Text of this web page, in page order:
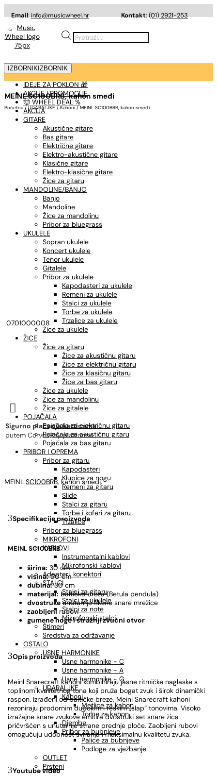
Email:info@musicwheel.hr Kontakt:(01) 2921-253
Products
search
IZBORNIK IZBORNIK
IDEJE ZA POKLON 🎁
AKCIJE I PROMOCIJE
🤠 WHEEL DEAL %
AKCIJA
GITARE
Akustične gitare
Bas gitare
Električne gitare
Elektro-akustične gitare
Klasične gitare
Elektro-klasične gitare
Žice za gitaru
MANDOLINE/BANJO
Banjo
Mandoline
Žice za mandolinu
Pribor za bluegrass
UKULELE
Sopran ukulele
Koncert ukulele
Tenor ukulele
Gitalele
Pribor za ukulele
Kapodasteri za ukulele
Remeni za ukulele
Stalci za ukulele
Torbe za ukulele
Trzalice za ukulele
Žice za ukulele
ŽICE
Žice za gitaru
Žice za akustičnu gitaru
Žice za električnu gitaru
Žice za klasičnu gitaru
Žice za bas gitaru
Žice za ukulele
Žice za mandolinu
Žice za gitalele
POJAČALA
Pojačala za električnu gitaru
Pojačala za akustičnu gitaru
Pojačala za bas gitaru
PRIBOR I OPREMA
Pribor za gitaru
Kapodasteri
Klupice za nogu
Remeni za gitaru
Slide
Stalci za gitaru
Torbe i koferi za gitaru
Trzalice
Pribor za bluegrass
MIKROFONI
KABLOVI
Instrumentalni kablovi
Mikrofonski kablovi
Adapteri, konektori
STALCI
Stalci za gitaru
Stalci za ukulele
Stalci za note
Mikrofonski stalci
Štimeri
Sredstva za održavanje
OSTALO
USNE HARMONIKE
Usne harmonike - C
Usne harmonike - A
Usne harmonike - G
UDARALJKE
Kahoni
Metlice za kahon
Torbe za kahon
Djembe
Pribor za bubnjeve
Palice za bubnjeve
Podloge za vježbanje
OUTLET
Prsteni
MEINL SC100BRB, kahon smeđi
Početna / UDARALJKE / Kahoni / MEINL SC100BRB, kahon smeđi
0701000008

Sigurno plaćanje karticama
putem CorvusPay platforme
MEINL SC100BRB, kahon smeđi.
Specifikacije proizvoda
MEINL SC100BRB
širina: 30 cm
visina:50 cm
dubina:30 cm
materijal: baltička breza (Betula pendula)
dvostrukeunutarnje fiksne snare mrežice
zaobljeni rubovi
gumene noge i stražnji zvučni otvor
Opis proizvoda
Meinl Snarecraft kahonikombiniraju jasne ritmičke naglaske s
toplinom kvalitetnog tona koji pruža bogat zvuk i širok dinamički
raspon. Izrađeni od baltičke breze, Meinl Snarecraft kahoni
rezoniraju prodornim dubokim i reskim „slap“ tonovima. Visoko
izražajne snare zvukove emitira dvostruki set snare žica
pričvršćen s unutarnje strane prednje ploče. Zaobljeni rubovi
omogućuju udobnost sviranja i maksimalnu kvalitetu zvuka.
Youtube video